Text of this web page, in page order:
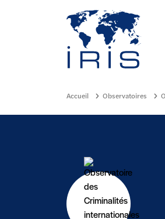
Aller au contenu principal
Accueil Observatoires